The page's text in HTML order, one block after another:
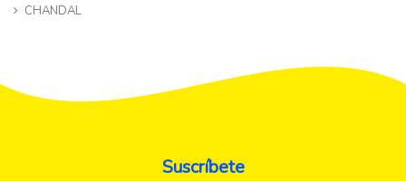
CHANDAL
Suscríbete